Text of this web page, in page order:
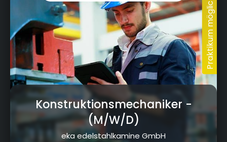
Konstruktionsmechaniker -
(M/W/D)
eka edelstahlkamine GmbH